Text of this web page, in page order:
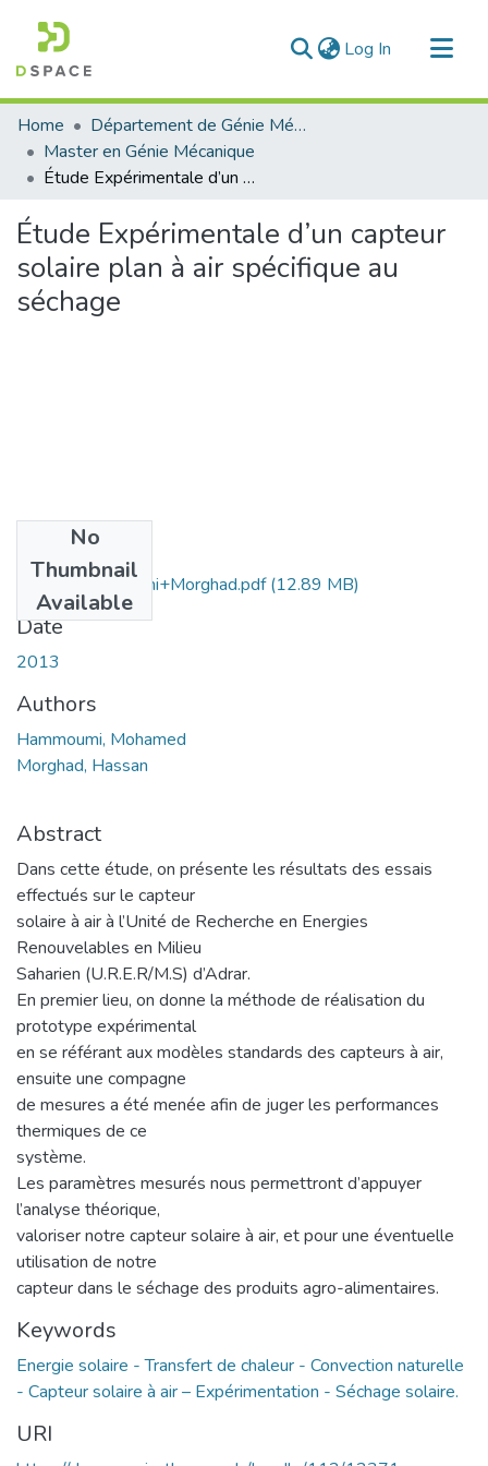
Log In (current)
Communities & Collections
All of DSpace
Statistics
Home
Département de Génie Mécanique
Master en Génie Mécanique
Étude Expérimentale d’un capteur solaire plan à air spécifique au séchage
Étude Expérimentale d’un capteur
solaire plan à air spécifique au
séchage
No
Thumbnail
Available
Ms.GM.Hammoumi+Morghad.pdf(12.89 MB)
Date
2013
Authors
Hammoumi, Mohamed
Morghad, Hassan
Abstract
Dans cette étude, on présente les résultats des essais
effectués sur le capteur
solaire à air à l’Unité de Recherche en Energies
Renouvelables en Milieu
Saharien (U.R.E.R/M.S) d’Adrar.
En premier lieu, on donne la méthode de réalisation du
prototype expérimental
en se référant aux modèles standards des capteurs à air,
ensuite une compagne
de mesures a été menée afin de juger les performances
thermiques de ce
système.
Les paramètres mesurés nous permettront d’appuyer
l’analyse théorique,
valoriser notre capteur solaire à air, et pour une éventuelle
utilisation de notre
capteur dans le séchage des produits agro-alimentaires.
Keywords
Energie solaire - Transfert de chaleur - Convection naturelle
- Capteur solaire à air – Expérimentation - Séchage solaire.
URI